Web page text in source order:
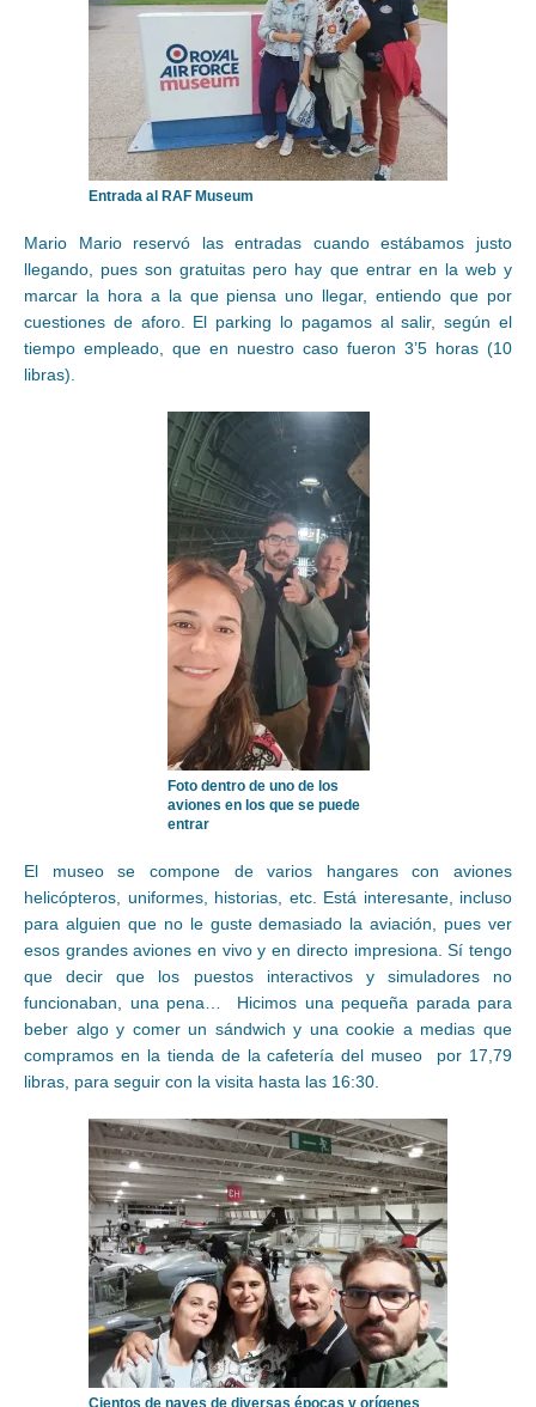
Entrada al RAF Museum
Mario Mario reservó las entradas cuando estábamos justo
llegando, pues son gratuitas pero hay que entrar en la web y
marcar la hora a la que piensa uno llegar, entiendo que por
cuestiones de aforo. El parking lo pagamos al salir, según el
tiempo empleado, que en nuestro caso fueron 3’5 horas (10
libras).
Foto dentro de uno de los
aviones en los que se puede
entrar
El museo se compone de varios hangares con aviones
helicópteros, uniformes, historias, etc. Está interesante, incluso
para alguien que no le guste demasiado la aviación, pues ver
esos grandes aviones en vivo y en directo impresiona. Sí tengo
que decir que los puestos interactivos y simuladores no
funcionaban, una pena… Hicimos una pequeña parada para
beber algo y comer un sándwich y una cookie a medias que
compramos en la tienda de la cafetería del museo por 17,79
libras, para seguir con la visita hasta las 16:30.